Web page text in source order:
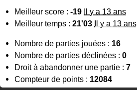
Meilleur score : -19 Il y a 13 ans
Meilleur temps : 21'03 Il y a 13 ans
Nombre de parties jouées : 16
Nombre de parties déclinées : 0
Droit à abandonner une partie : 7
Compteur de points : 12084